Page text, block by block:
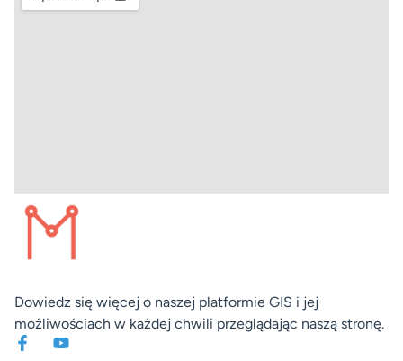
Dowiedz się więcej o naszej platformie GIS i jej
możliwościach w każdej chwili przeglądając naszą stronę.